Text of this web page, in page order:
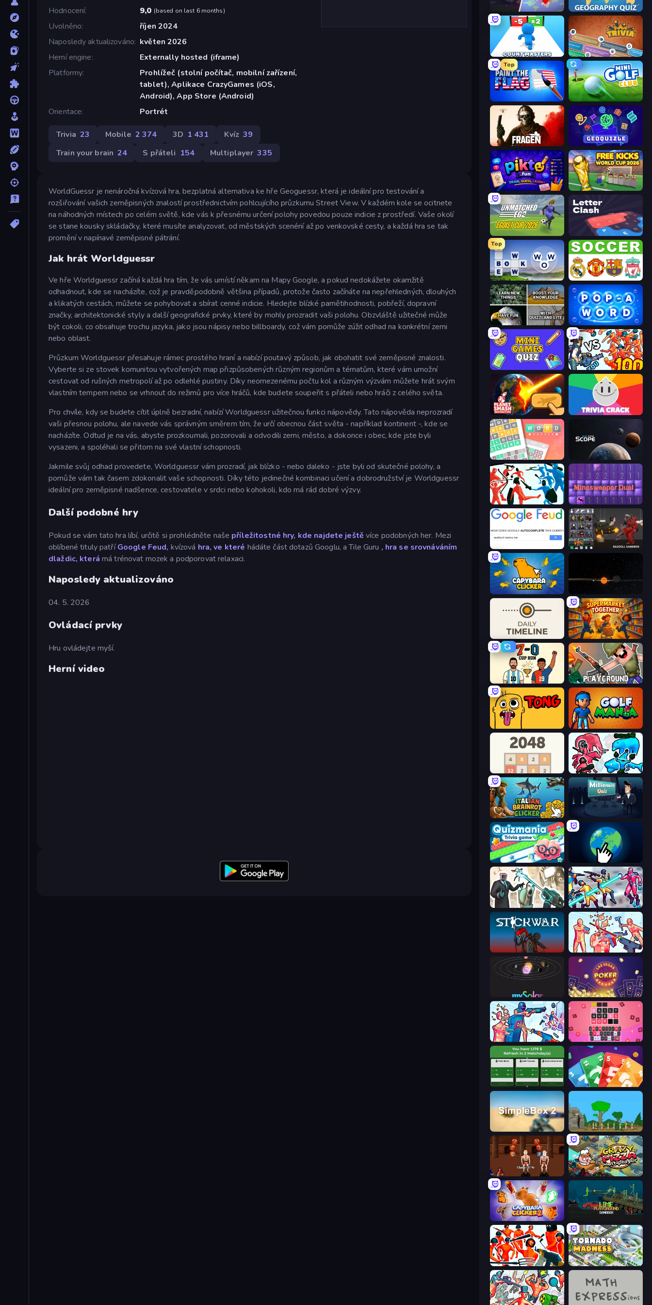
Hodnocení
9,0 (based on last 6 months)
Uvolněno
říjen 2024
Naposledy aktualizováno květen 2026
Herní engine
Externally hosted (iframe)
Platformy
Prohlížeč (stolní počítač, mobilní zařízení,
tablet), Aplikace CrazyGames (iOS,
Android), App Store (Android)
Orientace
Portrét
Trivia 23 Mobile 2 374 3D 1 431 Kvíz 39
Train your brain 24 S přáteli 154 Multiplayer 335
WorldGuessr je nenáročná kvízová hra, bezplatná alternativa ke hře Geoguessr, která je ideální pro testování a
rozšiřování vašich zeměpisných znalostí prostřednictvím pohlcujícího průzkumu Street View. V každém kole se ocitnete
na náhodných místech po celém světě, kde vás k přesnému určení polohy povedou pouze indicie z prostředí. Vaše okolí
se stane kousky skládačky, které musíte analyzovat, od městských scenérií až po venkovské cesty, a každá hra se tak
promění v napínavé zeměpisné pátrání.
Jak hrát Worldguessr
Ve hře Worldguessr začíná každá hra tím, že vás umístí někam na Mapy Google, a pokud nedokážete okamžitě
odhadnout, kde se nacházíte, což je pravděpodobně většina případů, protože často začínáte na nepřehledných, dlouhých
a klikatých cestách, můžete se pohybovat a sbírat cenné indicie. Hledejte blízké pamětihodnosti, pobřeží, dopravní
značky, architektonické styly a další geografické prvky, které by mohly prozradit vaši polohu. Obzvláště užitečné může
být cokoli, co obsahuje trochu jazyka, jako jsou nápisy nebo billboardy, což vám pomůže zúžit odhad na konkrétní zemi
nebo oblast.
Průzkum Worldguessr přesahuje rámec prostého hraní a nabízí poutavý způsob, jak obohatit své zeměpisné znalosti.
Vyberte si ze stovek komunitou vytvořených map přizpůsobených různým regionům a tématům, které vám umožní
cestovat od rušných metropolí až po odlehlé pustiny. Díky neomezenému počtu kol a různým výzvám můžete hrát svým
vlastním tempem nebo se vrhnout do režimů pro více hráčů, kde budete soupeřit s přáteli nebo hráči z celého světa.
Pro chvíle, kdy se budete cítit úplně bezradní, nabízí Worldguessr užitečnou funkci nápovědy. Tato nápověda neprozradí
vaši přesnou polohu, ale navede vás správným směrem tím, že určí obecnou část světa - například kontinent -, kde se
nacházíte. Odtud je na vás, abyste prozkoumali, pozorovali a odvodili zemi, město, a dokonce i obec, kde jste byli
vysazeni, a spoléhali se přitom na své vlastní schopnosti.
Jakmile svůj odhad provedete, Worldguessr vám prozradí, jak blízko - nebo daleko - jste byli od skutečné polohy, a
pomůže vám tak časem zdokonalit vaše schopnosti. Díky této jedinečné kombinaci učení a dobrodružství je Worldguessr
ideální pro zeměpisné nadšence, cestovatele v srdci nebo kohokoli, kdo má rád dobré výzvy.
Další podobné hry
Pokud se vám tato hra líbí, určitě si prohlédněte naše příležitostné hry, kde najdete ještě více podobných her. Mezi
oblíbené tituly patříGoogle Feud, kvízová hra, ve které hádáte část dotazů Googlu, a Tile Guru , hra se srovnáváním
dlaždic, která má trénovat mozek a podporovat relaxaci.
Naposledy aktualizováno
04. 5. 2026
Ovládací prvky
Hru ovládejte myší.
Herní video
OpenGuessr - Geo Guessing Geography Quiz: Flags and Capitals
Trivia
Top
Paint the Flag Mini Golf Club
Fragen GeoQuizle
Pikto.fun Free Kicks World Cup 2026
Unmatched Ego LetterClash
Top
Words of Wonders European Football Quiz
QuizzLand Trivia Pop-a-Word
Mini Games Quiz Horde Killer: You vs 100
Planet Smash Destruction Trivia Crack
Wordler Solar System Scope
Funny Battle Simulator Minesweeper Duel
Last Play: Ragdoll Sandbox
Capybara Clicker Planetarium 2
Daily Timeline Supermarket Together
Playground
Tong Golf Mania
2048 Funny Battle Simulator 2
Italian Brainrot Clicker Game Millionaire Quiz
Quizmania: Trivia Game Planet Clicker 2
Skibidi Toilets: Infection Hero 3: Flying Robot
Stick War Time Shooter 2
Las Vegas Poker
Time Shooter 3: SWAT Wordling
Idle Soccer Manager Foono Online Multiplayer
Age Of War
Swords and Sandals 2 Crazy Pizza Multiplayer
Capybara Clicker 2
Funny Shooter - Destroy All Tornado Madness